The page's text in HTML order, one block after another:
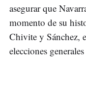
asegurar que
momento de su
Chivite y Sánchez,
elecciones